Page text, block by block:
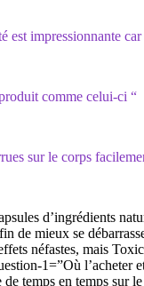
impressionnante car
comme celui-ci “
sur le corps
d’ingrédients
de mieux se
néfastes, mais
1=”Où
temps en temps sur